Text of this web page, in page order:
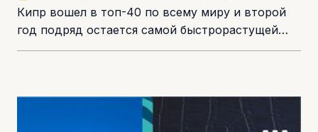
Кипр вошел в топ-40 по всему миру и второй
год подряд остается самой быстрорастущей
экосистемой стартапов в Европе. Особенно